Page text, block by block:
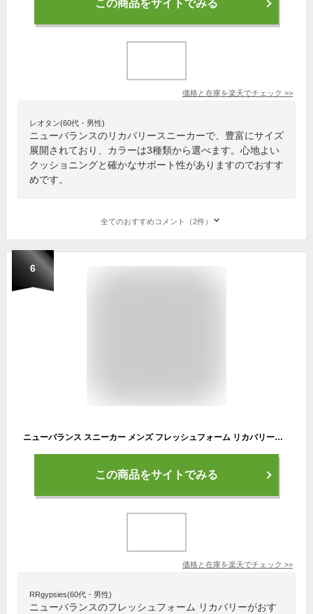
この商品をサイトでみる
価格と在庫を楽天でチェック >>
レオタン(60代・男性)
ニューバランスのリカバリースニーカーで、豊富にサイズ
展開されており、カラーは3種類から選べます。心地よい
クッショニングと確かなサポート性がありますのでおすす
めです。
全てのおすすめコメント（2件）
6
ニューバランス スニーカー メンズ フレッシュフォーム リカバリースポーツ MCVRY RCVRY new balance FRESH FOAM RCVRY SPORT V4 トレーニング フットケア 洗濯機で丸洗い 洗える スリッポン
この商品をサイトでみる
価格と在庫を楽天でチェック >>
RRgypsies(60代・男性)
ニューバランスのフレッシュフォーム リカバリーがおす